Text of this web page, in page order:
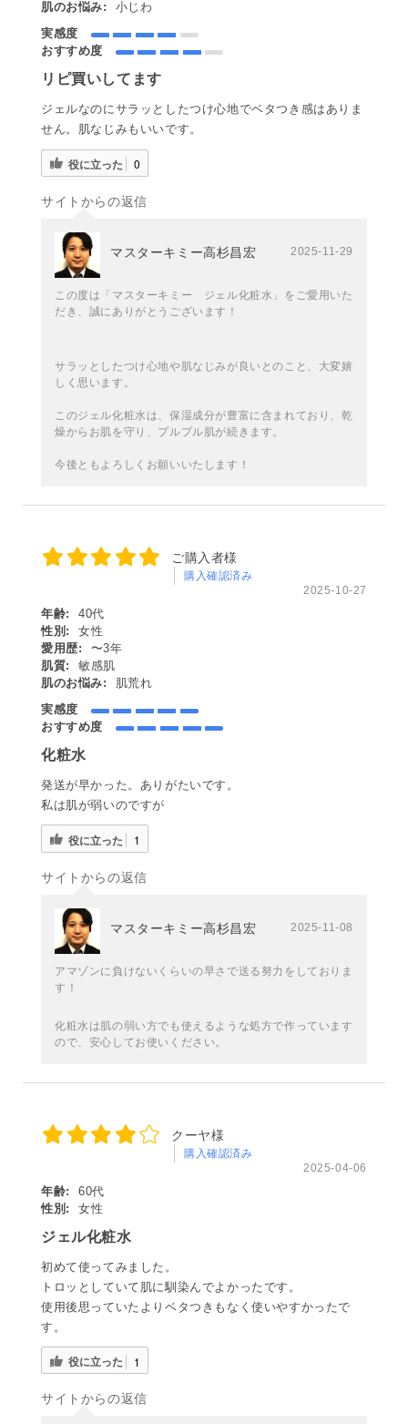
肌のお悩み:
小じわ
実感度
おすすめ度
リピ買いしてます
ジェルなのにサラッとしたつけ心地でベタつき感はありま
せん。肌なじみもいいです。
役に立った 0
サイトからの返信
マスターキミー高杉昌宏 2025-11-29
この度は「マスターキミー ジェル化粧水」をご愛用いた
だき、誠にありがとうございます！
サラッとしたつけ心地や肌なじみが良いとのこと、大変嬉
しく思います。
このジェル化粧水は、保湿成分が豊富に含まれており、乾
燥からお肌を守り、プルプル肌が続きます。
今後ともよろしくお願いいたします！
ご購入者様
購入確認済み
2025-10-27
年齢:
40代
性別:
女性
愛用歴:
〜3年
肌質:
敏感肌
肌のお悩み:
肌荒れ
実感度
おすすめ度
化粧水
発送が早かった。ありがたいです。
私は肌が弱いのですが
役に立った 1
サイトからの返信
マスターキミー高杉昌宏 2025-11-08
アマゾンに負けないくらいの早さで送る努力をしておりま
す！
化粧水は肌の弱い方でも使えるような処方で作っています
ので、安心してお使いください。
クーヤ様
購入確認済み
2025-04-06
年齢:
60代
性別:
女性
ジェル化粧水
初めて使ってみました。
トロッとしていて肌に馴染んでよかったです。
使用後思っていたよりベタつきもなく使いやすかったで
す。
役に立った 1
サイトからの返信